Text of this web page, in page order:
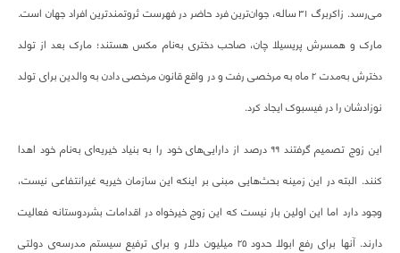
می‌رسد. زاکربرگ ۳۱ ساله، جوان‌ترین فرد حاضر در فهرست ثروتمندترین افراد جهان است.
مارک و همسرش پریسیلا چان، صاحب دختری به‌نام مکس هستند؛ مارک بعد از تولد
دخترش به‌مدت ۲ ماه به مرخصی رفت و در واقع قانون مرخصی دادن به والدین برای تولد
نوزادشان را در فیسبوک ایجاد کرد.
این زوج تصمیم گرفتند ۹۹ درصد از دارایی‌های خود را به بنیاد خیریه‌ای به‌نام خود اهدا
کنند. البته در این زمینه بحث‌هایی مبنی بر اینکه این سازمان خیریه‌ غیرانتفاعی نیست،
وجود دارد اما این اولین بار نیست که این زوج خیرخواه در اقدامات بشردوستانه فعالیت
دارند. آنها برای رفع ابولا حدود ۲۵ میلیون دلار و برای ترفیع سیستم مدرسه‌ی دولتی